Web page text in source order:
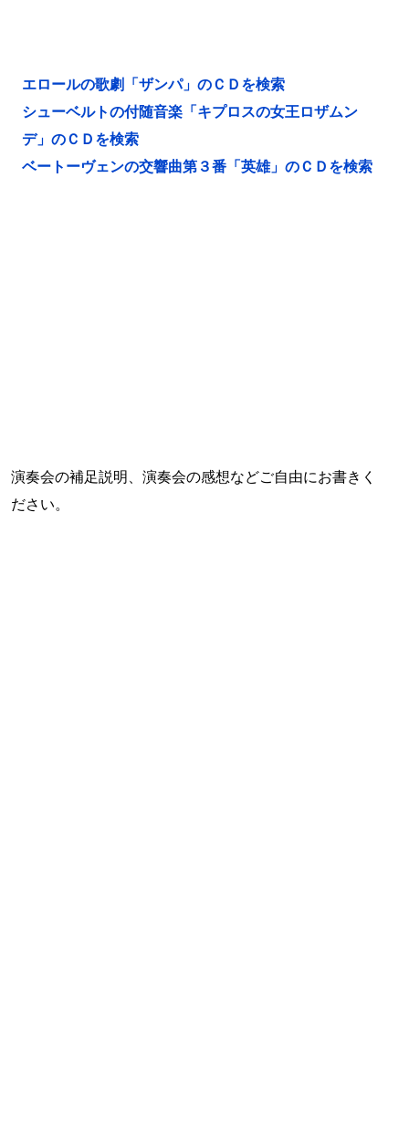
エロールの歌劇「ザンパ」のＣＤを検索
シューベルトの付随音楽「キプロスの女王ロザムン
デ」のＣＤを検索
ベートーヴェンの交響曲第３番「英雄」のＣＤを検索
演奏会の補足説明、演奏会の感想などご自由にお書きく
ださい。